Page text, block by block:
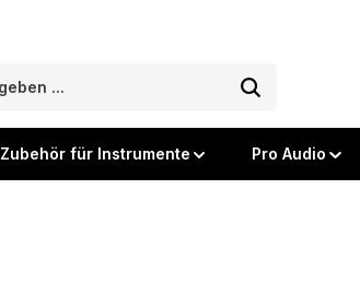
Zubehör für Instrumente Pro Audio